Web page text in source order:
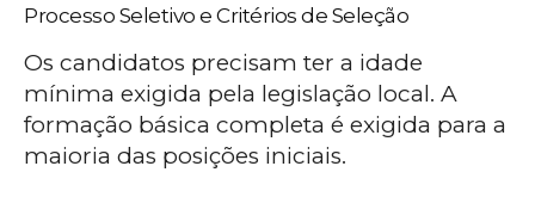
Processo Seletivo e Critérios de Seleção
Os candidatos precisam ter a idade
mínima exigida pela legislação local. A
formação básica completa é exigida para a
maioria das posições iniciais.